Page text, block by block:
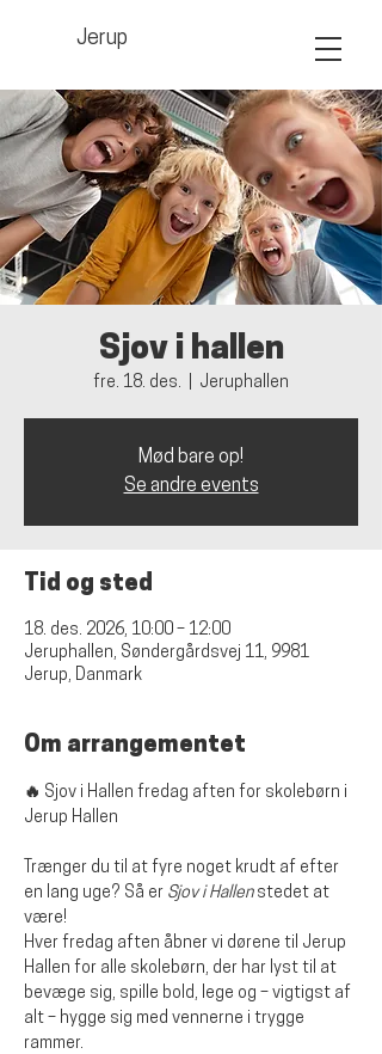
Jerup
Sjov i hallen
fre. 18. des. Jeruphallen
Mød bare op!
Se andre events
Tid og sted
18. des. 2026, 10:00 – 12:00
Jeruphallen, Søndergårdsvej 11, 9981
Jerup, Danmark
Om arrangementet
🔥 Sjov i Hallen fredag aften for skolebørn i
Jerup Hallen
Trænger du til at fyre noget krudt af efter
en lang uge? Så er Sjov i Hallen stedet at
være!
Hver fredag aften åbner vi dørene til Jerup
Hallen for alle skolebørn, der har lyst til at
bevæge sig, spille bold, lege og – vigtigst af
alt – hygge sig med vennerne i trygge
rammer.